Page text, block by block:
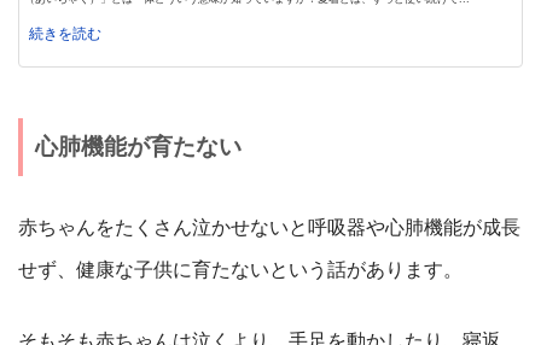
続きを読む
心肺機能が育たない
赤ちゃんをたくさん泣かせないと呼吸器や心肺機能が成長
せず、健康な子供に育たないという話があります。